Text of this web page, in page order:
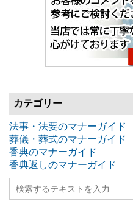
カテゴリー
法事・法要のマナーガイド
葬儀・葬式のマナーガイド
香典のマナーガイド
香典返しのマナーガイド